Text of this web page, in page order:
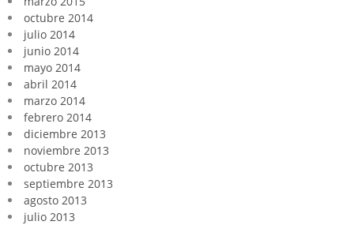
octubre 2014
julio 2014
junio 2014
mayo 2014
abril 2014
marzo 2014
febrero 2014
diciembre 2013
noviembre 2013
octubre 2013
septiembre 2013
agosto 2013
julio 2013